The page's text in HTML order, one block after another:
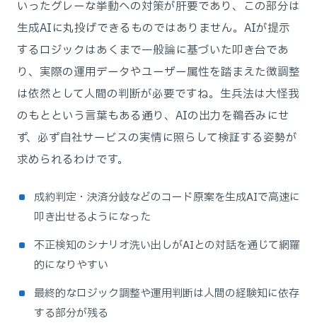
いったグレーな挙動への対策が肝要であり、この部分は
生成AIに丸投げできるものではありません。AIが提示
するロジックはあくまで一般論に基づいた叩き台であ
り、実際の運用データやユーザー属性を踏まえた微調整
は依然として人間の判断が必要ですね。生兵法は大怪我
のもとという言葉もある通り、AIの出力を鵜呑みにせ
ず、必ず自社サービスの実情に照らして検証する姿勢が
求められるわけです。
成約判定・決済分岐などのコード原案を生成AIで高速に
叩き出せるようになった
不正検知のシナリオ洗い出しがAIとの対話を通じて網羅
的になりやすい
最終的なロジック調整や運用判断は人間の経験知に依存
する部分が残る